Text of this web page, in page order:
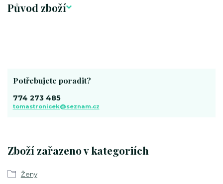
Původ zboží
Zboží zařazeno v kategoriích
Ženy
Potřebujete poradit?
774 273 485
tomastronicek@seznam.cz